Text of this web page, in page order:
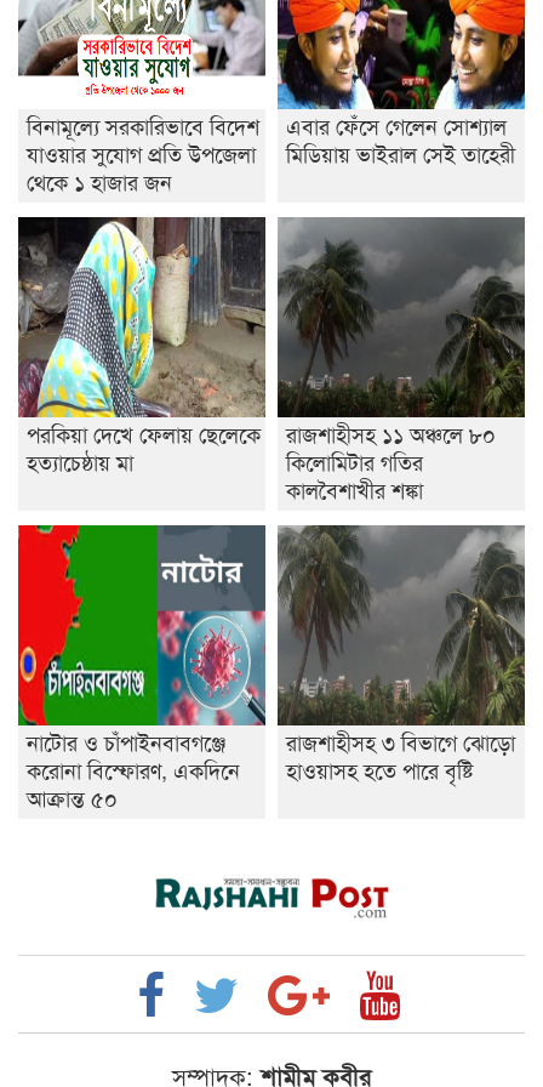
শেষ সময়ে ভোট কারচুরি অভিযোগ আবিদের
বিনামূল্যে সরকারিভাবে বিদেশ
যাওয়ার সুযোগ প্রতি উপজেলা
থেকে ১ হাজার জন
এবার ফেঁসে গেলেন সোশ্যাল
মিডিয়ায় ভাইরাল সেই তাহেরী
পরকিয়া দেখে ফেলায় ছেলেকে
হত্যাচেষ্ঠায় মা
রাজশাহীসহ ১১ অঞ্চলে ৮০
কিলোমিটার গতির
কালবৈশাখীর শঙ্কা
নাটোর ও চাঁপাইনবাবগঞ্জে
করোনা বিস্ফোরণ, একদিনে
আক্রান্ত ৫০
রাজশাহীসহ ৩ বিভাগে ঝোড়ো
হাওয়াসহ হতে পারে বৃষ্টি
সম্পাদক: শামীম কবীর